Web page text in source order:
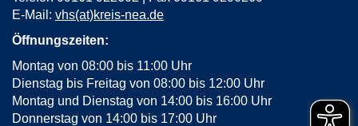
E-Mail: vhs(at)kreis-nea.de
Öffnungszeiten:
Montag von 08:00 bis 11:00 Uhr
Dienstag bis Freitag von 08:00 bis 12:00 Uhr
Montag und Dienstag von 14:00 bis 16:00 Uhr
Donnerstag von 14:00 bis 17:00 Uhr